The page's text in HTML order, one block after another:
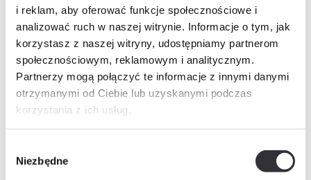
i reklam, aby oferować funkcje społecznościowe i
analizować ruch w naszej witrynie. Informacje o tym, jak
korzystasz z naszej witryny, udostępniamy partnerom
społecznościowym, reklamowym i analitycznym.
Partnerzy mogą połączyć te informacje z innymi danymi
otrzymanymi od Ciebie lub uzyskanymi podczas
korzystania z ich usług.
zgody
Niezbędne
Inne świadczenia pieniężne
PDF
Zapytaj o mieszkanie
Imię i nazwisko